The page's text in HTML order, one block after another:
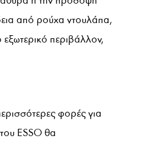
από ρούχα ντουλάπα,
περιβάλλον,
φορές για
ESSO θα